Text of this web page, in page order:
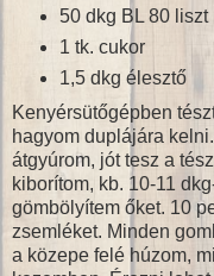
50 dkg BL 80 liszt
1 tk. cukor
1,5 dkg élesztő
Kenyérsütőgépben
hagyom duplájára
átgyúrom, jót tesz a
kiborítom, kb. 10-11
gömbölyítem őket. 10
zsemléket. Minden
a közepe felé húzom,